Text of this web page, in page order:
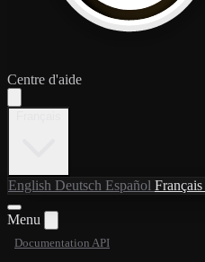
Centre d'aide
English Deutsch Español Français
Menu
Documentation API